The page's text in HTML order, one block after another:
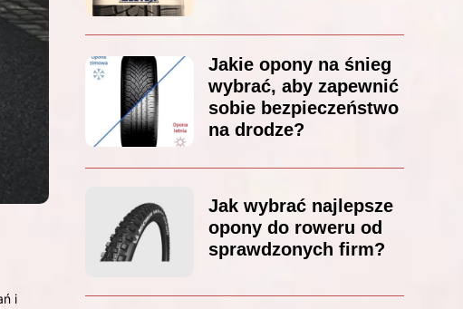
i
Jakie opony na śnieg
wybrać, aby zapewnić
sobie bezpieczeństwo
na drodze?
Jak wybrać najlepsze
opony do roweru od
sprawdzonych firm?